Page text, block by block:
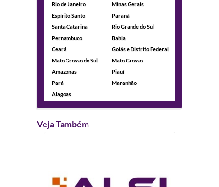
Rio de Janeiro
Minas Gerais
Espírito Santo
Paraná
Santa Catarina
Rio Grande do Sul
Pernambuco
Bahia
Ceará
Goiás e Distrito Federal
Mato Grosso do Sul
Mato Grosso
Amazonas
Piauí
Pará
Maranhão
Alagoas
Veja Também